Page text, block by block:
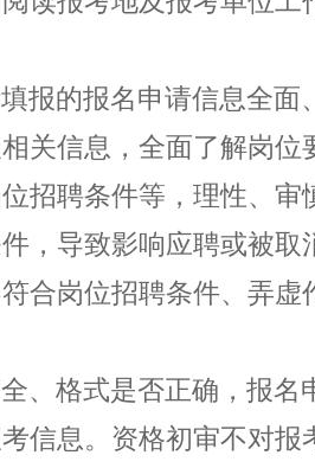
报的报名申请信息全面
关信息，全面了解岗位
招聘条件等，理性、审
，导致影响应聘或被取
合岗位招聘条件、弄虚
、格式是否正确，报名
信息。资格初审不对报